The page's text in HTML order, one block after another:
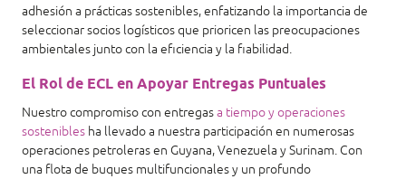
adhesión a prácticas sostenibles, enfatizando la importancia de
seleccionar socios logísticos que prioricen las preocupaciones
ambientales junto con la eficiencia y la fiabilidad.
El Rol de ECL en Apoyar Entregas Puntuales
Nuestro compromiso con entregasa tiempo y operaciones
sostenibles ha llevado a nuestra participación en numerosas
operaciones petroleras en Guyana, Venezuela y Surinam. Con
una flota de buques multifuncionales y un profundo